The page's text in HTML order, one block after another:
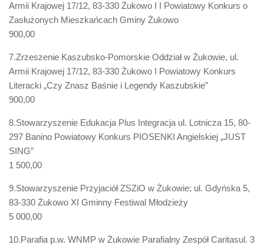
Armii Krajowej 17/12, 83-330 Żukowo I I Powiatowy Konkurs o
Zasłużonych Mieszkańcach Gminy Żukowo
900,00
7.Zrzeszenie Kaszubsko-Pomorskie Oddział w Żukowie, ul.
Armii Krajowej 17/12, 83-330 Żukowo I Powiatowy Konkurs
Literacki „Czy Znasz Baśnie i Legendy Kaszubskie”
900,00
8.Stowarzyszenie Edukacja Plus Integracja ul. Lotnicza 15, 80-
297 Banino Powiatowy Konkurs PIOSENKI Angielskiej „JUST
SING”
1 500,00
9.Stowarzyszenie Przyjaciół ZSZiO w Żukowie; ul. Gdyńska 5,
83-330 Żukowo XI Gminny Festiwal Młodzieży
5 000,00
10.Parafia p.w. WNMP w Żukowie Parafialny Zespół Caritasul. 3